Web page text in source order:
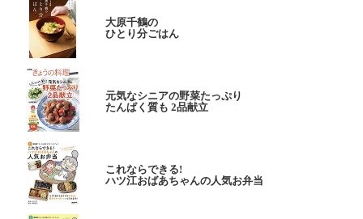
大原千鶴の
ひとり分ごはん
元気なシニアの野菜たっぷり
たんぱく質も 2品献立
これならできる!
ハツ江おばあちゃんの人気お弁当